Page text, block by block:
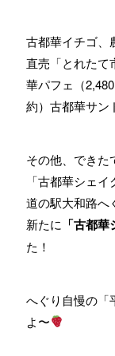
古都華イチゴ、
直売「とれたて
華パフェ（2,480
約）古都華サン
その他、できた
「古都華シェイ
道の駅大和路へ
新たに 「古都
た！
へぐり自慢の「
よ〜